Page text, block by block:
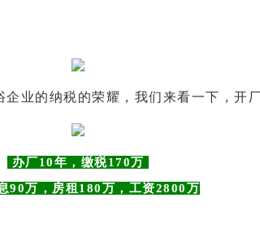
业的纳税的荣耀，我们来看一下，开
办厂10年，缴税170万
90万，房租180万，工资2800万